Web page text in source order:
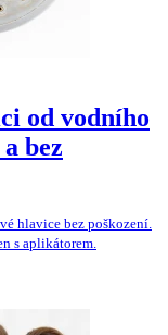
od vodního
bez
hlavice bez poškození.
s aplikátorem.